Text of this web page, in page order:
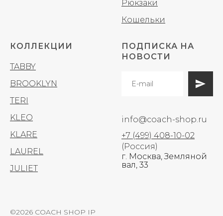
Рюкзаки
Кошельки
КОЛЛЕКЦИИ
TABBY
BROOKLYN
TERI
KLEO
KLARE
LAUREL
JULIET
ПОДПИСКА НА
НОВОСТИ
info@coach-shop.ru
+7 (499) 408-10-02
(Россия)
г. Москва, Земляной
вал, 33
©2026 COACH SHOP IP